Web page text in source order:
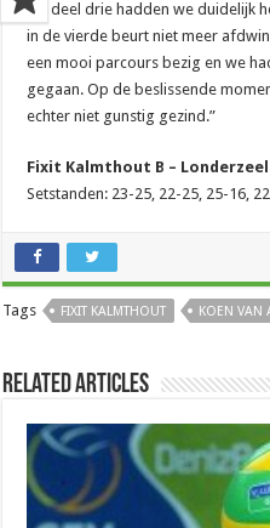
“In deel drie hadden we duidelijk
in de vierde beurt niet meer
een mooi parcours bezig en we
gegaan. Op de beslissende
echter niet gunstig gezind.”
Fixit Kalmthout B – Londerzeel
Setstanden: 23-25, 22-25, 25-16,
Tags FIXIT KALMTHOUT KOEN VAN
Related Articles